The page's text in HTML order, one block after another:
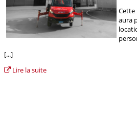
Cette
aura
[...]
Lire la suite